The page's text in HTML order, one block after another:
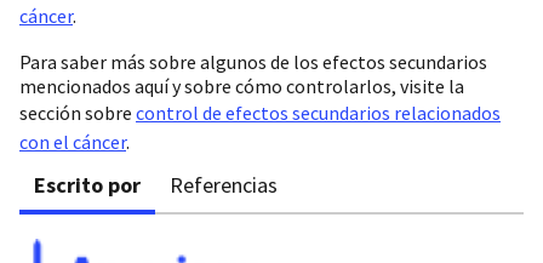
cáncer.
Para saber más sobre algunos de los efectos secundarios
mencionados aquí y sobre cómo controlarlos, visite la
sección sobre control de efectos secundarios relacionados
con el cáncer.
Escrito por Referencias